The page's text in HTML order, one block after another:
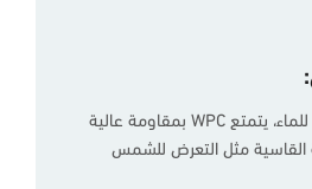
بالإضافة إلى مقاومته للماء، يتمتع WPC بمقاومة عالية
القاسية مثل التعرض للشمس